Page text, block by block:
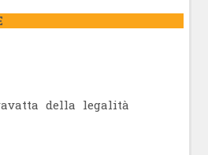
della legalità